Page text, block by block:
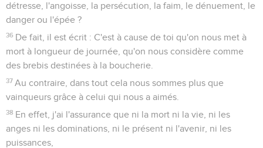
détresse, l'angoisse, la persécution, la faim, le dénuement, le
danger ou l'épée ?
36 De fait, il est écrit : C'est à cause de toi qu'on nous met à
mort à longueur de journée, qu'on nous considère comme
des brebis destinées à la boucherie.
37 Au contraire, dans tout cela nous sommes plus que
vainqueurs grâce à celui qui nous a aimés.
38 En effet, j'ai l'assurance que ni la mort ni la vie, ni les
anges ni les dominations, ni le présent ni l'avenir, ni les
puissances,